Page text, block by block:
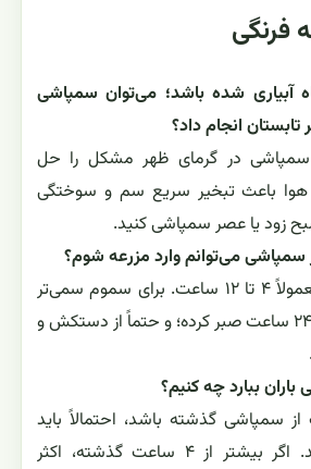
فرنگی
آبیاری شده باشد؛ می‌توان سمپاشی
انجام داد؟
سمپاشی در گرمای ظهر مشکل را حل
هوا باعث تبخیر سریع سم و سوختگی
زود یا عصر سمپاشی کنید.
بسته به نوع سم، معمولاً ۴ تا ۱۲ ساعت. برای سموم سمی‌تر
(کلاس I و II) حداقل ۲۴ ساعت صبر کرده؛ و حتماً از دستکش و
از ۲ ساعت از سمپاشی گذشته باشد، احتمالاً باید
دوباره سمپاشی کنید. اگر بیشتر از ۴ ساعت گذشته، اکثر